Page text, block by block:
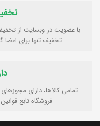
با عضویت در وبسایت از
تخفیف تنها برای
تمامی كالاها، دارای
فروشگاه تابع